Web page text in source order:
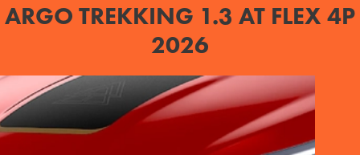
ARGO TREKKING 1.3 AT FLEX 4P
2026